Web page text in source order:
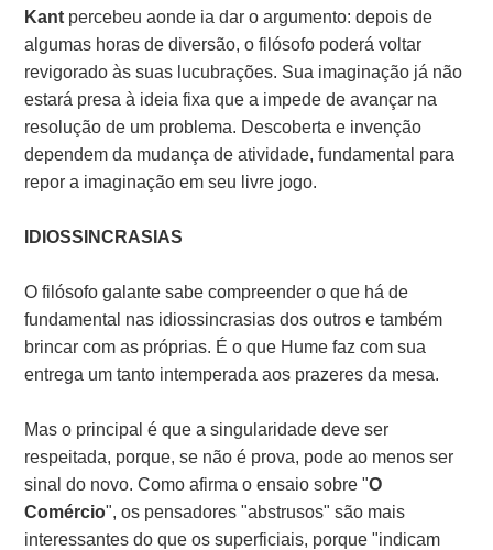
Kant percebeu aonde ia dar o argumento: depois de
algumas horas de diversão, o filósofo poderá voltar
revigorado às suas lucubrações. Sua imaginação já não
estará presa à ideia fixa que a impede de avançar na
resolução de um problema. Descoberta e invenção
dependem da mudança de atividade, fundamental para
repor a imaginação em seu livre jogo.
IDIOSSINCRASIAS
O filósofo galante sabe compreender o que há de
fundamental nas idiossincrasias dos outros e também
brincar com as próprias. É o que Hume faz com sua
entrega um tanto intemperada aos prazeres da mesa.
Mas o principal é que a singularidade deve ser
respeitada, porque, se não é prova, pode ao menos ser
sinal do novo. Como afirma o ensaio sobre "O
Comércio", os pensadores "abstrusos" são mais
interessantes do que os superficiais, porque "indicam